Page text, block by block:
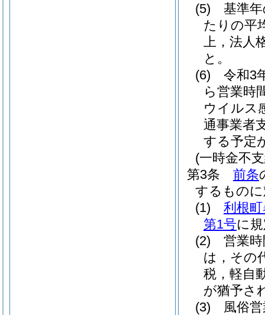
(5)
基準
たりの平
上，法人
と。
(6)
令和3
ら営業時
ウイルス
通事業者
する予定
(一時金不
第3条
前条
するもの
(1)
利根
第1号に
(2)
営業
は，その
税，軽自
が猶予さ
(3)
風俗